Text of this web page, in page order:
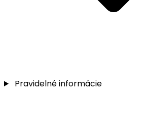
Pravidelné informácie